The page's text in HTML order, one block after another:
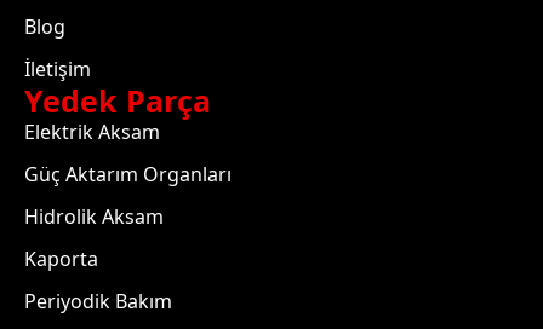
Blog
İletişim
Yedek Parça
Elektrik Aksam
Güç Aktarım Organları
Hidrolik Aksam
Kaporta
Periyodik Bakım